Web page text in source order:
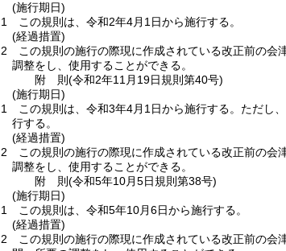
(施行期日)
1
この規則は、令和2年4月1日から施行する。
(経過措置)
2
この規則の施行の際現に作成されている改正前の
調整をし、使用することができる。
附 則(令和2年11月19日規則第40号)
(施行期日)
1
この規則は、令和3年4月1日から施行する。 ただし
行する。
(経過措置)
2
この規則の施行の際現に作成されている改正前の
調整をし、使用することができる。
附 則(令和5年10月5日規則第38号)
(施行期日)
1
この規則は、令和5年10月6日から施行する。
(経過措置)
2
この規則の施行の際現に作成されている改正前の